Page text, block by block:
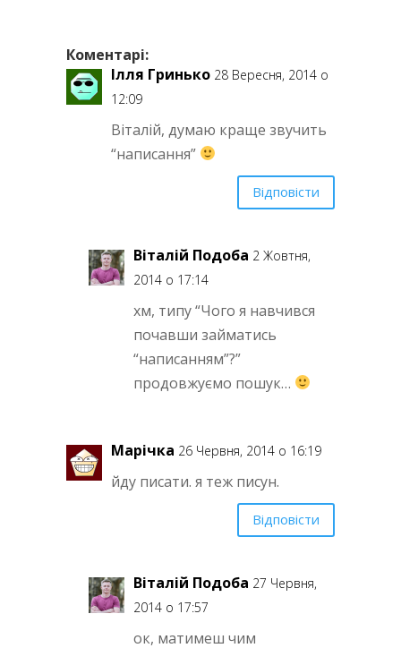
Коментарі:
Ілля Гринько 28 Вересня, 2014 о
12:09
Віталій, думаю краще звучить
“написання”
Відповісти
Віталій Подоба 2 Жовтня,
2014 о 17:14
хм, типу “Чого я навчився
почавши займатись
“написанням”?”
продовжуємо пошук…
Марічка 26 Червня, 2014 о 16:19
йду писати. я теж писун.
Відповісти
Віталій Подоба 27 Червня,
2014 о 17:57
ок, матимеш чим